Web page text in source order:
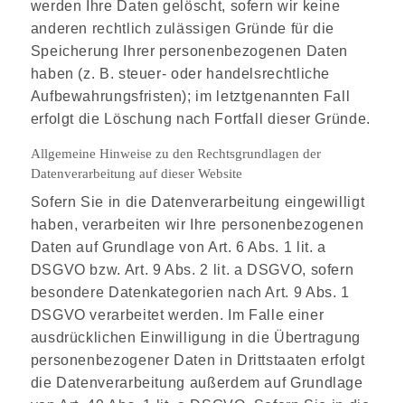
werden Ihre Daten gelöscht, sofern wir keine
anderen rechtlich zulässigen Gründe für die
Speicherung Ihrer personenbezogenen Daten
haben (z. B. steuer- oder handelsrechtliche
Aufbewahrungsfristen); im letztgenannten Fall
erfolgt die Löschung nach Fortfall dieser Gründe.
Allgemeine Hinweise zu den Rechtsgrundlagen der
Datenverarbeitung auf dieser Website
Sofern Sie in die Datenverarbeitung eingewilligt
haben, verarbeiten wir Ihre personenbezogenen
Daten auf Grundlage von Art. 6 Abs. 1 lit. a
DSGVO bzw. Art. 9 Abs. 2 lit. a DSGVO, sofern
besondere Datenkategorien nach Art. 9 Abs. 1
DSGVO verarbeitet werden. Im Falle einer
ausdrücklichen Einwilligung in die Übertragung
personenbezogener Daten in Drittstaaten erfolgt
die Datenverarbeitung außerdem auf Grundlage